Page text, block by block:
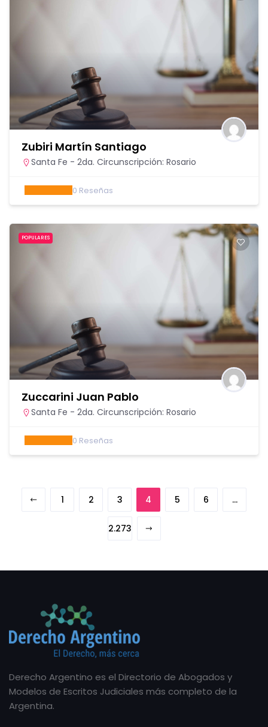
Zubiri Martín Santiago
Santa Fe - 2da. Circunscripción: Rosario
0 Reseñas
POPULARES
Zuccarini Juan Pablo
Santa Fe - 2da. Circunscripción: Rosario
0 Reseñas
1 2 3 4 5 6 …
2.273
Derecho Argentino es el Directorio de Abogados y
Modelos de Escritos Judiciales más completo de la
Argentina.